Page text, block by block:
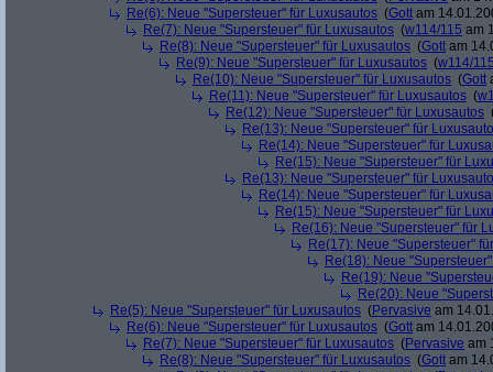
Re(6): Neue "Supersteuer" für Luxusautos (Gott am
Re(7): Neue "Supersteuer" für Luxusautos (w114/115 am
Re(8): Neue "Supersteuer" für Luxusautos (Gott am
Re(9): Neue "Supersteuer" für Luxusautos (w114/
Re(10): Neue "Supersteuer" für Luxusautos (Gott
Re(11): Neue "Supersteuer" für Luxusautos (
Re(12): Neue "Supersteuer" für Luxusautos
Re(13): Neue "Supersteuer" für
Re(14): Neue "Supersteuer" für
Re(15): Neue "Supersteuer" für
Re(13): Neue "Supersteuer" für
Re(14): Neue "Supersteuer" für
Re(15): Neue "Supersteuer" für
Re(16): Neue "Supersteuer" für
Re(17): Neue "Supersteuer"
Re(18): Neue
Re(19): Neue
Re(20): Neue
Re(5): Neue "Supersteuer" für Luxusautos (Pervasive am
Re(6): Neue "Supersteuer" für Luxusautos (Gott am
Re(7): Neue "Supersteuer" für Luxusautos (Pervasive am
Re(8): Neue "Supersteuer" für Luxusautos (Gott am